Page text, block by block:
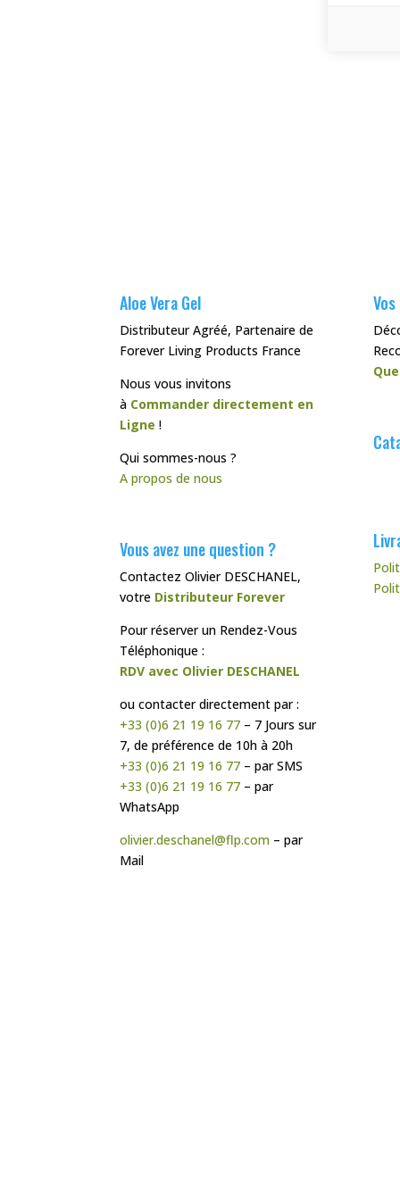
Aloe Vera Gel
Distributeur Agréé, Partenaire de
Forever Living Products France
Nous vous invitons
à Commander directement en
Ligne !
Qui sommes-nous ?
A propos de nous
Vous avez une question ?
Contactez Olivier DESCHANEL,
votre Distributeur Forever
Pour réserver un Rendez-Vous
Téléphonique :
RDV avec Olivier DESCHANEL
ou contacter directement par :
+33 (0)6 21 19 16 77 – 7 Jours sur
7, de préférence de 10h à 20h
+33 (0)6 21 19 16 77 – par SMS
+33 (0)6 21 19 16 77 – par
WhatsApp
olivier.deschanel@flp.com – par
Mail